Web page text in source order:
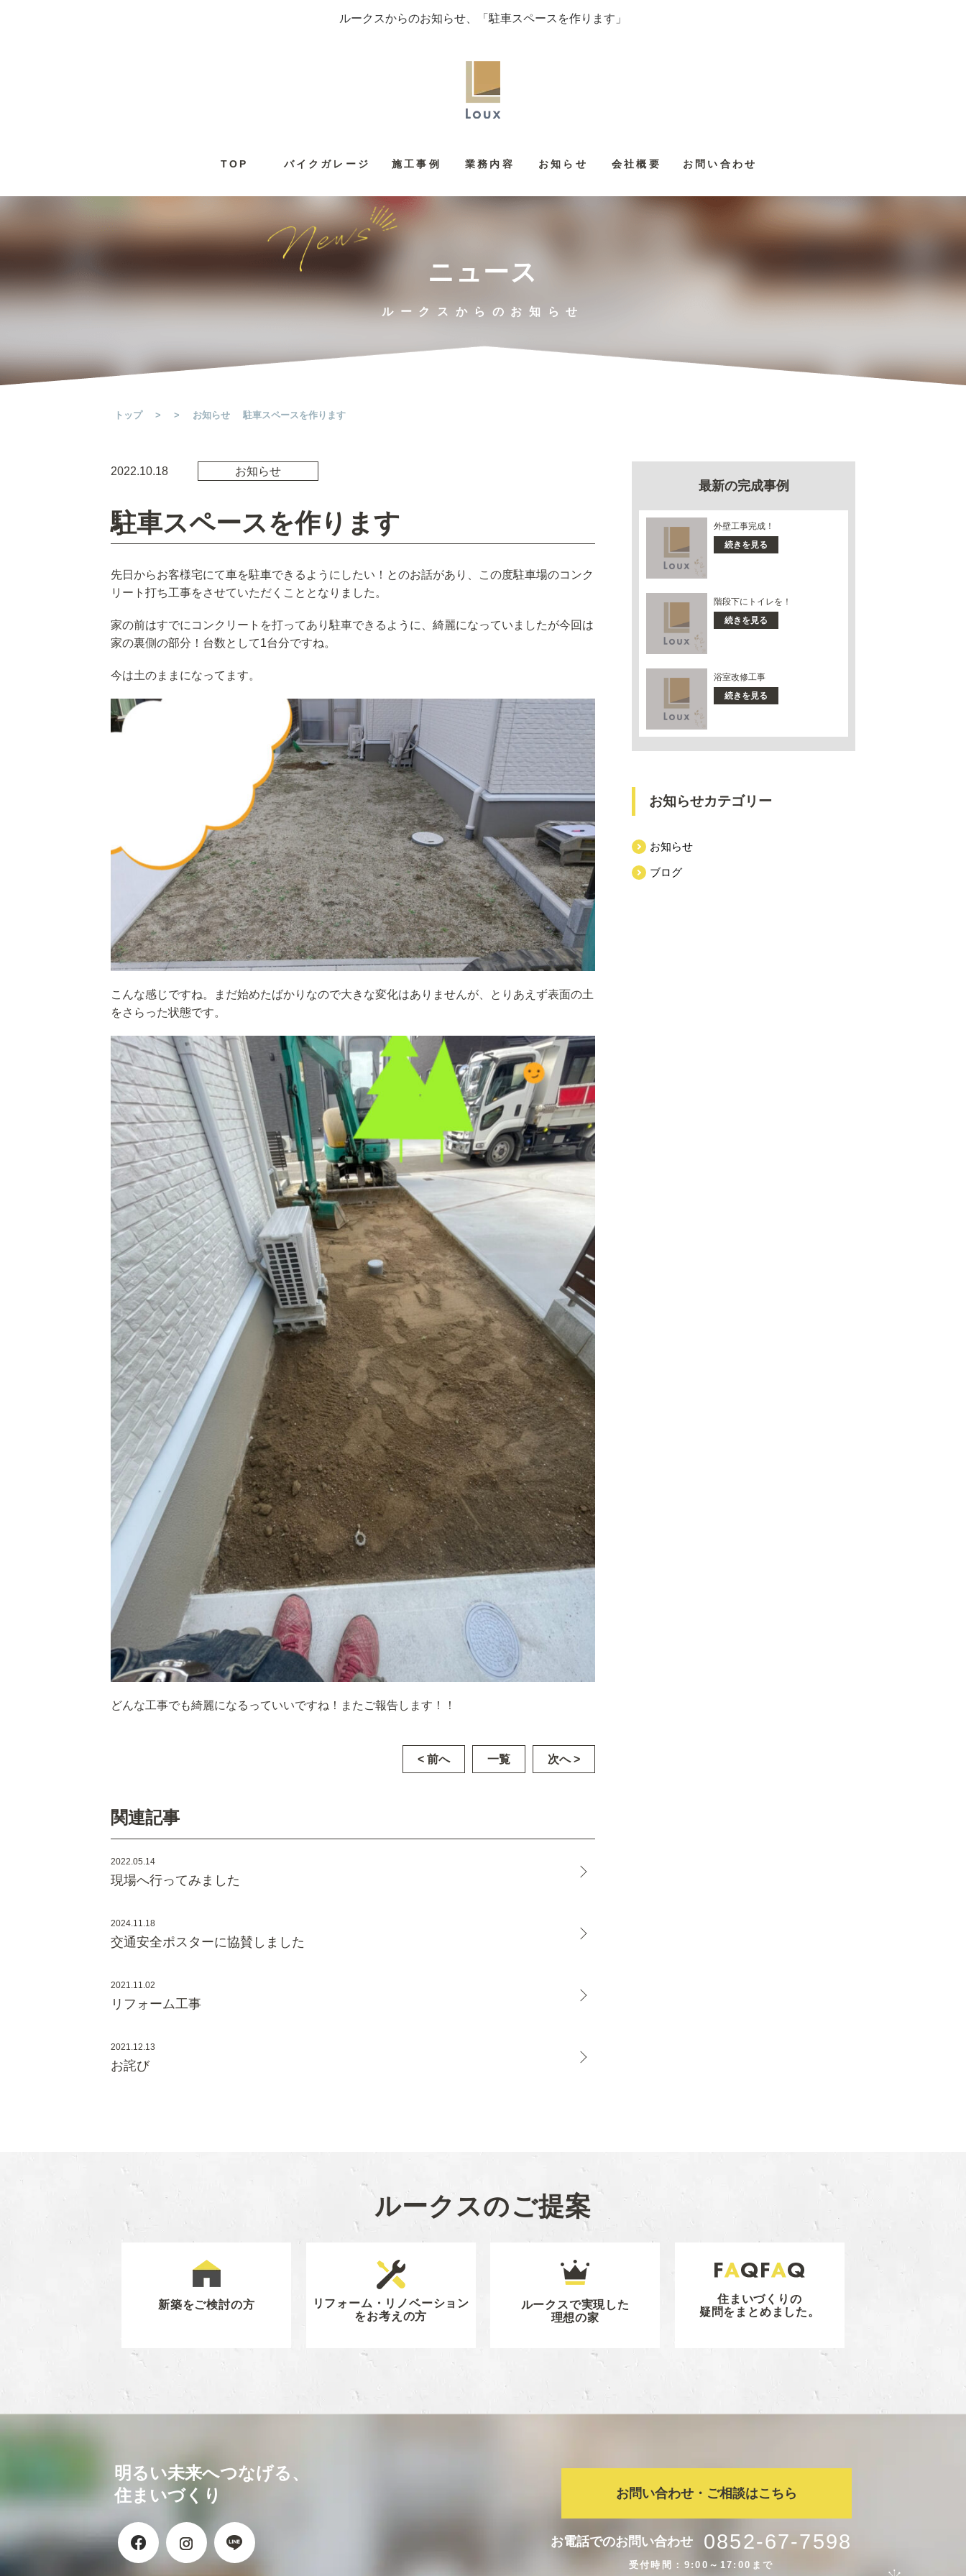
ルークスからのお知らせ、「駐車スペースを作ります」
TOP バイクガレージ 施工事例 業務内容 お知らせ 会社概要 お問い合わせ
ニュース
ルークスからのお知らせ
トップ > > お知らせ 駐車スペースを作ります
2022.10.18 お知らせ
駐車スペースを作ります
先日からお客様宅にて車を駐車できるようにしたい！とのお話があり、この度駐車場のコンク
リート打ち工事をさせていただくこととなりました。
家の前はすでにコンクリートを打ってあり駐車できるように、綺麗になっていましたが今回は
家の裏側の部分！台数として1台分ですね。
今は土のままになってます。
こんな感じですね。まだ始めたばかりなので大きな変化はありませんが、とりあえず表面の土
をさらった状態です。
どんな工事でも綺麗になるっていいですね！またご報告します！！
< 前へ 一覧 次へ >
関連記事
2022.05.14
現場へ行ってみました
2024.11.18
交通安全ポスターに協賛しました
2021.11.02
リフォーム工事
2021.12.13
お詫び
最新の完成事例
外壁工事完成！
続きを見る
階段下にトイレを！
続きを見る
浴室改修工事
続きを見る
お知らせカテゴリー
お知らせ
ブログ
ルークスのご提案
新築をご検討の方
リフォーム・リノベーション
をお考えの方
ルークスで実現した
理想の家
住まいづくりの
疑問をまとめました。
明るい未来へつなげる、
住まいづくり
お問い合わせ・ご相談はこちら
お電話でのお問い合わせ 0852-67-7598
受付時間：9:00～17:00まで